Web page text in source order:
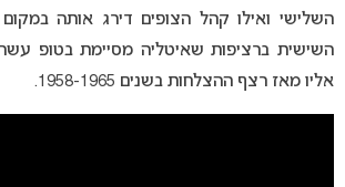
השלישי ואילו קהל הצופים דירג אותה
השישית ברציפות שאיטליה מסיימת בטופ
אליו מאז רצף ההצלחות בשנים 1958-1965.